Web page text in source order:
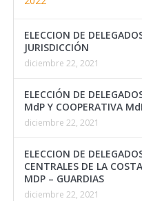
ELECCION DE
JURISDICCIÓN
diciembre 22, 2021
ELECCIÓN DE
MdP Y COOPERATIVA
diciembre 22, 2021
ELECCION DE
CENTRALES DE LA
MDP – GUARDIAS
diciembre 22, 2021